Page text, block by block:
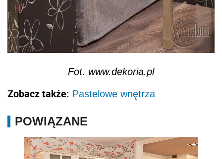
Fot. www.dekoria.pl
Zobacz także: Pastelowe wnętrza
POWIĄZANE